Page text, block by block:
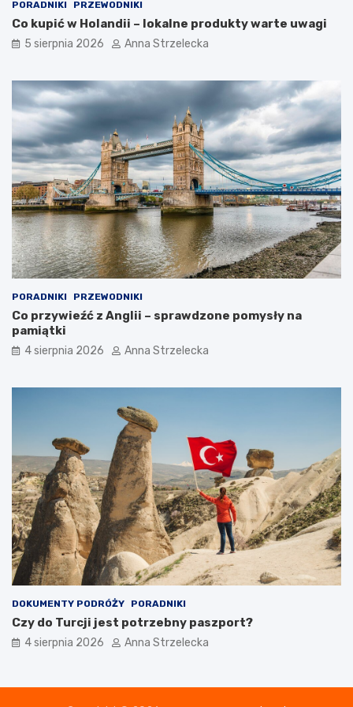
j
i
PORADNIKI PRZEWODNIKI
Co kupić w Holandii – lokalne produkty warte uwagi
5 sierpnia 2026 Anna Strzelecka
PORADNIKI PRZEWODNIKI
Co przywieźć z Anglii – sprawdzone pomysły na
pamiątki
4 sierpnia 2026 Anna Strzelecka
DOKUMENTY PODRÓŻY PORADNIKI
Czy do Turcji jest potrzebny paszport?
4 sierpnia 2026 Anna Strzelecka